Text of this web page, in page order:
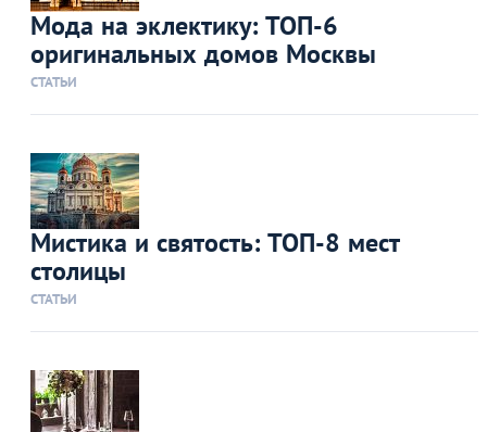
Мода на эклектику: ТОП-6
оригинальных домов Москвы
СТАТЬИ
Мистика и святость: ТОП-8 мест
столицы
СТАТЬИ